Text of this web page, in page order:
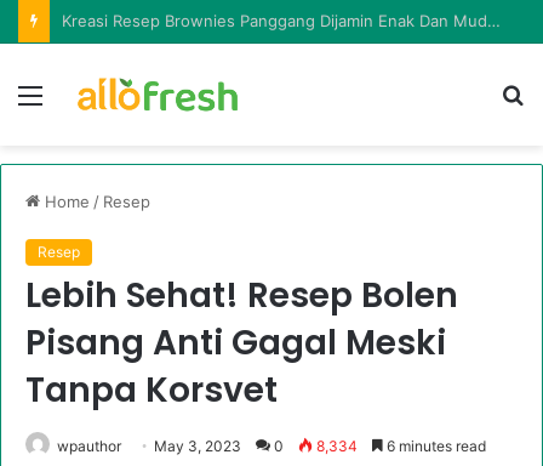
Kumpulan Resep Brownies Kukus Yang Lembut Dan Lumer Di Mulut
Menu
Home / Resep
Resep
Lebih Sehat! Resep Bolen
Pisang Anti Gagal Meski
Tanpa Korsvet
wpauthor May 3, 2023 0 8,334 6 minutes read